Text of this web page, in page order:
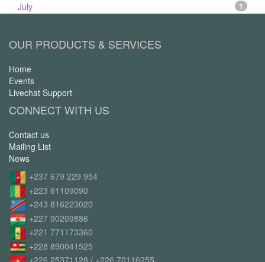
July
1
OUR PRODUCTS & SERVICES
Home
Events
Livechat Support
CONNECT WITH US
Contact us
Mailing List
News
+237 679 229 954
+223 61109090
+243 816223020
+227 90209886
+221 771173360
+228 890041525